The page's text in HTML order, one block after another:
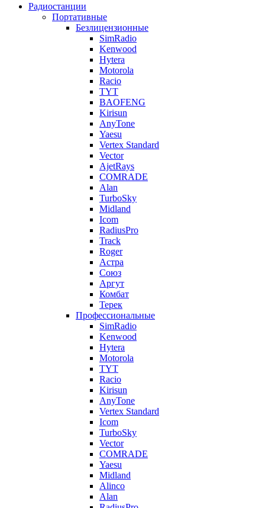
Радиостанции
Портативные
Безлицензионные
SimRadio
Kenwood
Hytera
Motorola
Racio
TYT
BAOFENG
Kirisun
AnyTone
Yaesu
Vertex Standard
Vector
AjetRays
COMRADE
Alan
TurboSky
Midland
Icom
RadiusPro
Track
Roger
Астра
Союз
Аргут
Комбат
Терек
Профессиональные
SimRadio
Kenwood
Hytera
Motorola
TYT
Racio
Kirisun
AnyTone
Vertex Standard
Icom
TurboSky
Vector
COMRADE
Yaesu
Midland
Alinco
Alan